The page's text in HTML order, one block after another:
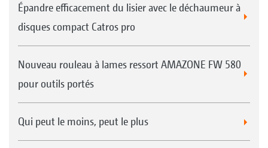
Épandre efficacement du lisier avec le déchaumeur à
disques compact Catros pro
Nouveau rouleau à lames ressort AMAZONE FW 580
pour outils portés
Qui peut le moins, peut le plus